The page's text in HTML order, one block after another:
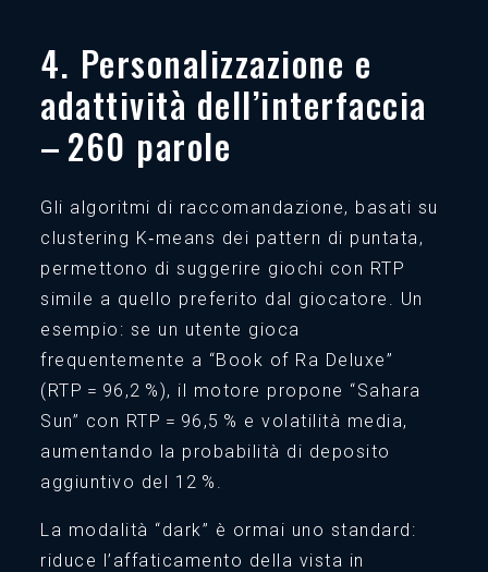
4. Personalizzazione e
adattività dell’interfaccia
– 260 parole
Gli algoritmi di raccomandazione, basati su
clustering K‑means dei pattern di puntata,
permettono di suggerire giochi con RTP
simile a quello preferito dal giocatore. Un
esempio: se un utente gioca
frequentemente a “Book of Ra Deluxe”
(RTP = 96,2 %), il motore propone “Sahara
Sun” con RTP = 96,5 % e volatilità media,
aumentando la probabilità di deposito
aggiuntivo del 12 %.
La modalità “dark” è ormai uno standard:
riduce l’affaticamento della vista in